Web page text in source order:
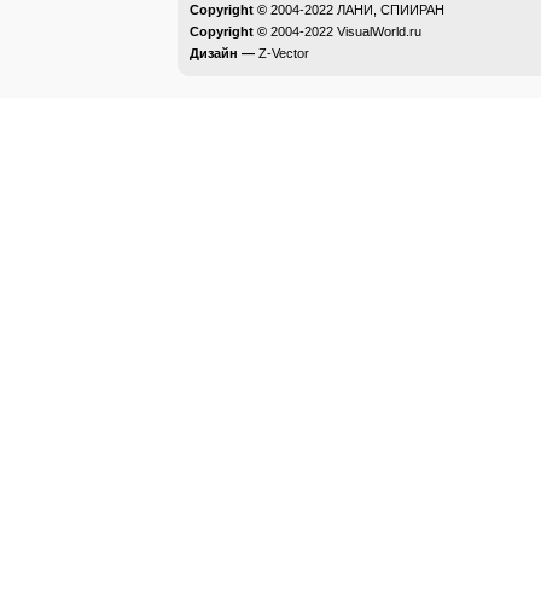
Copyright © 2004-2022 ЛАНИ, СПИИРАН
Copyright © 2004-2022 VisualWorld.ru
Дизайн — Z-Vector